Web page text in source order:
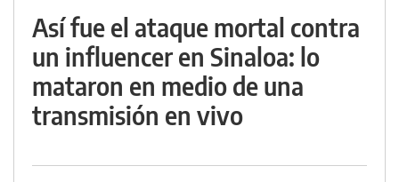
Así fue el ataque mortal contra
un influencer en Sinaloa: lo
mataron en medio de una
transmisión en vivo